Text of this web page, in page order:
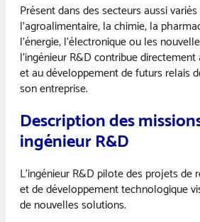
Présent dans des secteurs aussi
l’agroalimentaire, la chimie, la
l’énergie, l’électronique ou les
l’ingénieur R&D contribue
et au développement de futurs relais
son entreprise.
Description des
ingénieur R&D
L’ingénieur R&D pilote des projets de
et de développement technologique
de nouvelles solutions.